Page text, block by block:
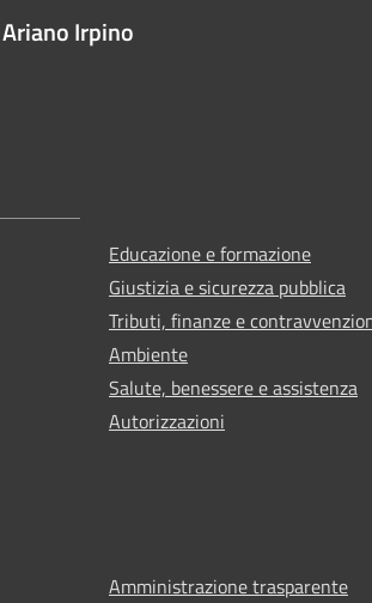
Irpino
Educazione e formazione
Giustizia e sicurezza pubblica
Tributi, finanze e
Ambiente
Salute, benessere e assistenza
Autorizzazioni
Amministrazione trasparente